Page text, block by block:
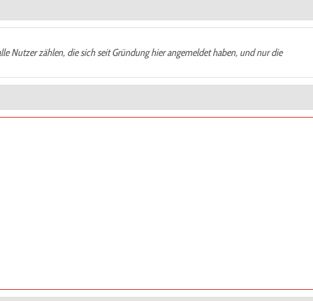
Nutzer zählen, die sich seit Gründung hier angemeldet haben, und nur die